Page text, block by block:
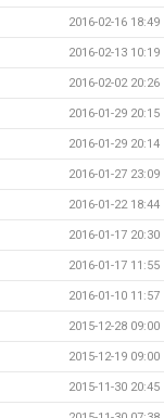
2016-02-16 18:49
2016-02-13 10:19
2016-02-02 20:26
2016-01-29 20:15
2016-01-29 20:14
2016-01-27 23:09
2016-01-22 18:44
2016-01-17 20:30
2016-01-17 11:55
2016-01-10 11:57
2015-12-28 09:00
2015-12-19 09:00
2015-11-30 20:45